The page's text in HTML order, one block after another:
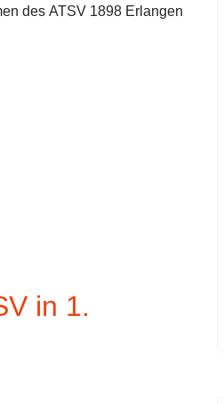
des ATSV 1898 Erlangen
in 1.